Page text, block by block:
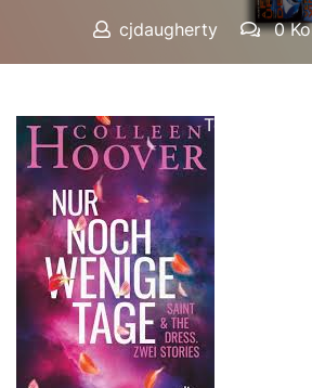
cjdaugherty
0
Top-Titel!